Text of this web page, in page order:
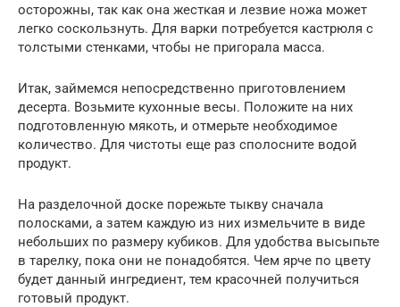
осторожны, так как она жесткая и лезвие ножа может
легко соскользнуть. Для варки потребуется кастрюля с
толстыми стенками, чтобы не пригорала масса.
Итак, займемся непосредственно приготовлением
десерта. Возьмите кухонные весы. Положите на них
подготовленную мякоть, и отмерьте необходимое
количество. Для чистоты еще раз сполосните водой
продукт.
На разделочной доске порежьте тыкву сначала
полосками, а затем каждую из них измельчите в виде
небольших по размеру кубиков. Для удобства высыпьте
в тарелку, пока они не понадобятся. Чем ярче по цвету
будет данный ингредиент, тем красочней получиться
готовый продукт.